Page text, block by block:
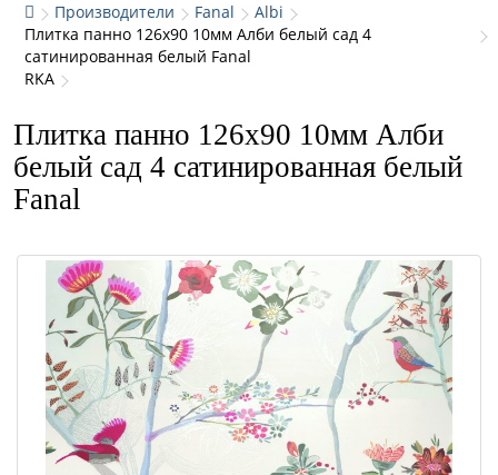
Производители Fanal
Albi
Плитка панно 126x90 10мм Алби белый сад 4
сатинированная белый Fanal
RKA
Плитка панно 126x90 10мм Алби
белый сад 4 сатинированная белый
Fanal